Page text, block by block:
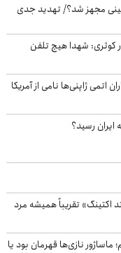
مجهز شد؟/ تهدید جدی
کوثری: شهدا هیچ تلفن
ژاپنی‌ها نامی از آمریکا
رسید؟
اکتینگ» تقریباً همیشه مرد
نازی‌ها قهرمان بود یا